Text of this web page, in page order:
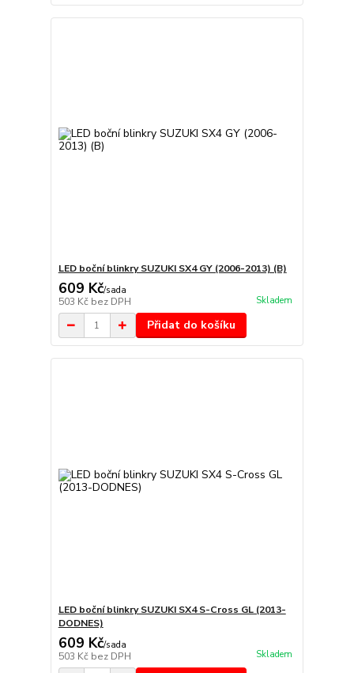
LED boční blinkry SUZUKI SX4 GY (2006-2013) (B)
609 Kč/sada
503 Kč bez DPH Skladem
Přidat do košíku
LED boční blinkry SUZUKI SX4 S-Cross GL (2013-
DODNES)
609 Kč/sada
503 Kč bez DPH Skladem